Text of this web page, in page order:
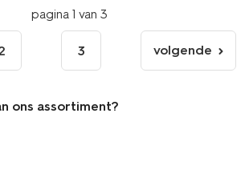
pagina 1 van 3
3
volgende
pagina
volgende
ons assortiment?